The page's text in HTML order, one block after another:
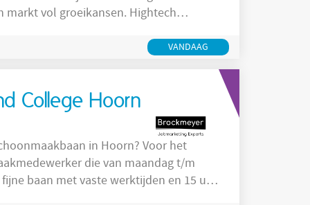
markt vol groeikansen. Hightech
met een stekker. Het is een mooie
VANDAAG
College Hoorn
in Hoorn? Voor het
die van maandag t/m
baan met vaste werktijden en 15 uur